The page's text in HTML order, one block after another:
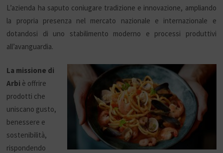
L’azienda ha saputo coniugare tradizione e innovazione, ampliando
la propria presenza nel mercato nazionale e internazionale e
dotandosi di uno stabilimento moderno e processi produttivi
all’avanguardia.
La missione di
Arbi è offrire
prodotti che
uniscano gusto,
benessere e
sostenibilità,
rispondendo